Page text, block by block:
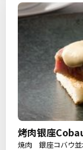
烤肉银座
焼肉 銀座コバウ並